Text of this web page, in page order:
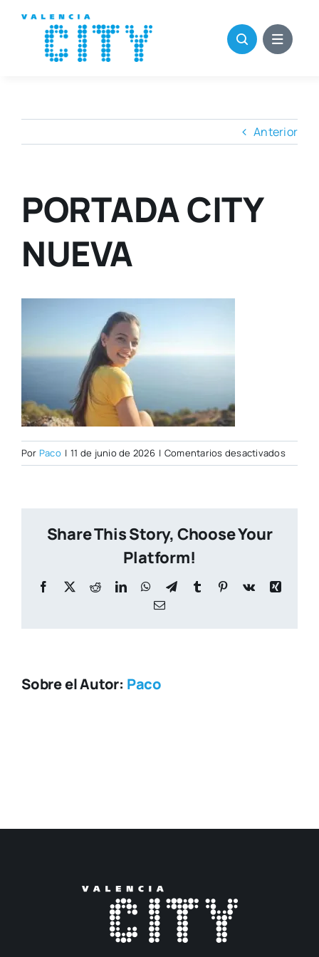
contenido
Anterior
PORTADA CITY
NUEVA
Por Paco | 11 de junio de 2026 | Comentarios desactivadosen
Share This Story, Choose Your
Platform!
Facebook
X RedditLinkedInWhatsApp
TelegramTumblr Pinterest
Vk
Xing
Correo
Sobre el Autor: Paco